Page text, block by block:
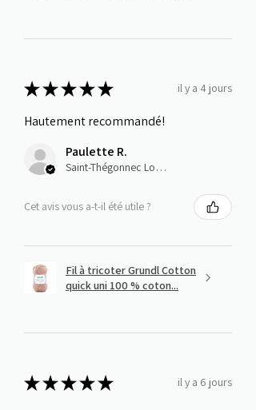
★★★★★ il y a 4 jours
Hautement recommandé!
Paulette R.
Saint-Thégonnec Loc-Eguiner, E
Cet avis vous a-t-il été utile ?
Fil à tricoter Grundl Cotton
quick uni 100 % coton...
★★★★★ il y a 6 jours